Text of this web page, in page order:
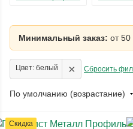
Минимальный заказ: от 50
Цвет: белый × Сбросить
По умолчанию (возрастание)
Скидка